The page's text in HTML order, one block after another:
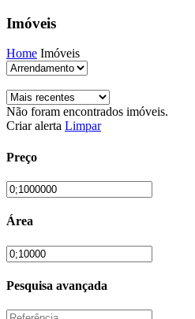
Imóveis
Home Imóveis
Não foram encontrados imóveis.
Criar alerta Limpar
Preço
Área
Pesquisa avançada